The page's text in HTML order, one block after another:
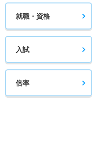
就職・資格
入試
倍率